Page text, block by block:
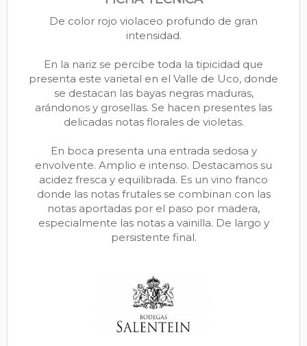
De color rojo violaceo profundo de gran
intensidad.
En la nariz se percibe toda la tipicidad que
presenta este varietal en el Valle de Uco, donde
se destacan las bayas negras maduras,
arándonos y grosellas. Se hacen presentes las
delicadas notas florales de violetas.
En boca presenta una entrada sedosa y
envolvente. Amplio e intenso. Destacamos su
acidez fresca y equilibrada. Es un vino franco
donde las notas frutales se combinan con las
notas aportadas por el paso por madera,
especialmente las notas a vainilla. De largo y
persistente final.